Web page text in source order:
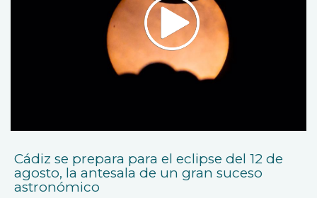
Cádiz se prepara para el eclipse del 12 de
agosto, la antesala de un gran suceso
astronómico